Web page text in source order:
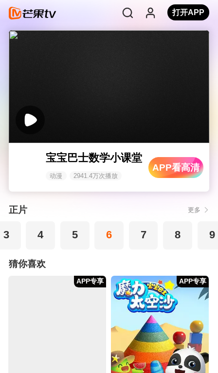
打开APP
宝宝巴士数学小课堂
动漫 2941.4万次播放
APP看高清
正片 更多
3 4 5 6 7 8 9
猜你喜欢
APP专享 APP专享